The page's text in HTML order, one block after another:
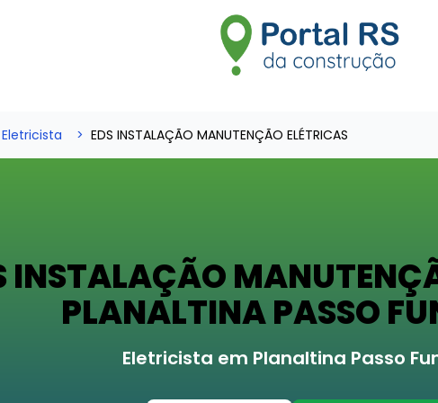
Eletricista EDS INSTALAÇÃO MANUTENÇÃO ELÉTRICAS
INSTALAÇÃO
PLANALTINA PASSO
Eletricista em Planaltina Passo